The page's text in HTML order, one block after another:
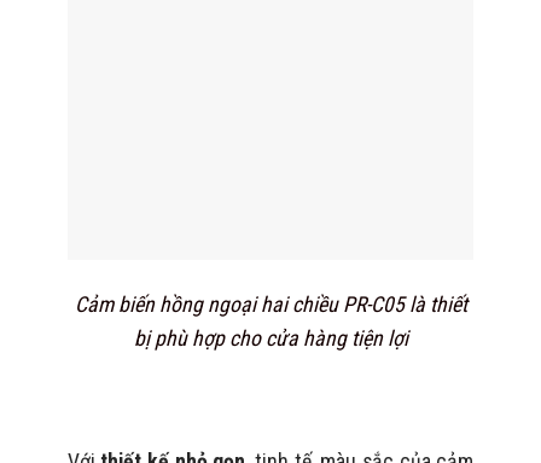
Cảm biến hồng ngoại hai chiều PR-C05 là thiết
bị phù hợp cho cửa hàng tiện lợi